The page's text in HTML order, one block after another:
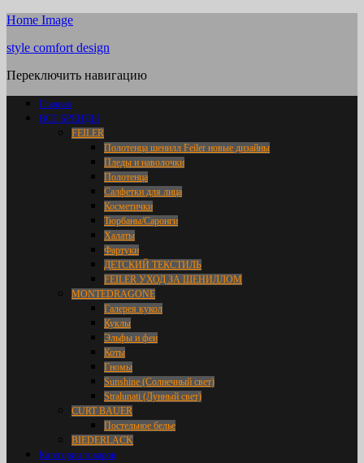
Home Image
style comfort design
Переключить навигацию
Главная
ВСЕ БРЕНДЫ
FEILER
Полотенца шенилл Feiler новые дизайны
Пледы и наволочки
Полотенца
Салфетки для лица
Косметички
Тюрбаны/Саронги
Халаты
Фартуки
ДЕТСКИЙ ТЕКСТИЛЬ
FEILER УХОД ЗА ШЕНИЛЛОМ
MONTEDRAGONE
Галерея кукол
Куклы
Эльфы и феи
Коты
Гномы
Sunshine (Солнечный свет)
Stralunati (Лунный свет)
CURT BAUER
Постельное белье
BIEDERLACK
Категории товаров